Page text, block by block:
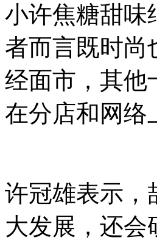
小许焦糖甜味
者而言既时尚
经面市，其他
在分店和网络
许冠雄表示，
大发展，还会